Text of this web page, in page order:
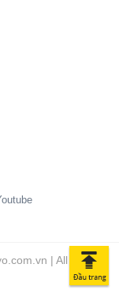
| All Rights